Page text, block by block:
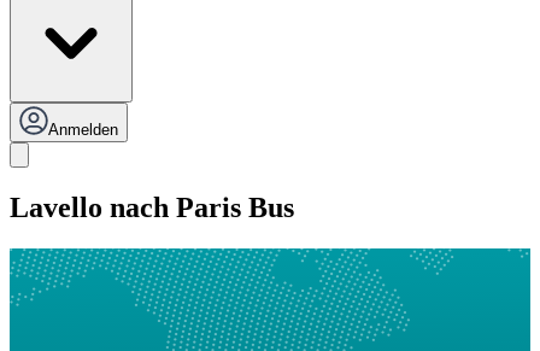
Anmelden
Lavello nach Paris Bus